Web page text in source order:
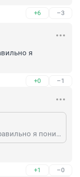
+6 –3
я
+0 –1
а ты автозагаром мажешься - правильно я понимаю?
+1 –0